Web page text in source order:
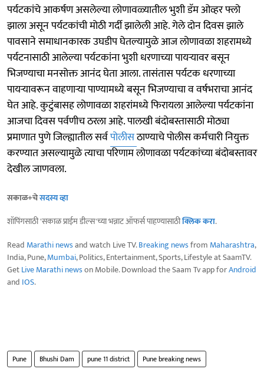
पर्यटकांचे आकर्षण असलेल्या लोणावळ्यातील भुशी डॅम ओव्हर फ्लो
झाला असून पर्यटकांची मोठी गर्दी झालेली आहे. गेले दोन दिवस झाले
पावसाने समाधानकारक उघडीप घेतल्यामुळे आज लोणावळा शहरामध्ये
पर्यटनासाठी आलेल्या पर्यटकांना भुशी धरणाच्या पायऱ्यावर बसून
भिजण्याचा मनसोक्त आनंद घेता आला. तासंतास पर्यटक धरणाच्या
पायऱ्यावरून वाहणाऱ्या पाण्यामध्ये बसून भिजण्याचा व वर्षभराचा आनंद
घेत आहे. कुटुंबासह लोणावळा शहरांमध्ये फिरायला आलेल्या पर्यटकांना
आजचा दिवस पर्वणीच ठरला आहे. पालखी बंदोबस्तासाठी मोठ्या
प्रमाणात पुणे जिल्ह्यातील सर्वपोलीसठाण्याचे पोलीस कर्मचारी नियुक्त
करण्यात असल्यामुळे त्याचा परिणाम लोणावळा पर्यटकांच्या बंदोबस्तावर
देखील जाणवला.
सकाळ+चेसदस्य व्हा
शॉपिंगसाठी 'सकाळ प्राईम डील्स'च्या भन्नाट ऑफर्स पाहण्यासाठीक्लिक करा.
Read Marathi newsand watch Live TV.Breaking newsfrom Maharashtra,
India, Pune,Mumbai, Politics, Entertainment, Sports, Lifestyle at SaamTV.
GetLive Marathi newson Mobile. Download the Saam Tv app forAndroid
and IOS.
Pune Bhushi Dam pune 11 district
Pune breaking news